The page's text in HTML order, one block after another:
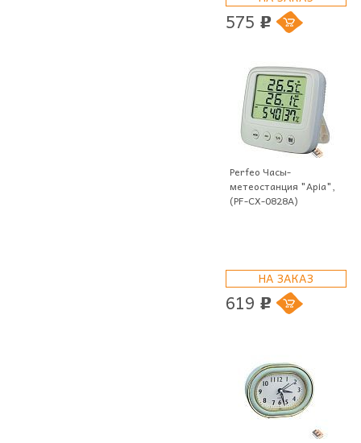
575 p
Perfeo Часы-
метеостанция "Apia",
(PF-CX-0828A)
НА ЗАКАЗ
619 p